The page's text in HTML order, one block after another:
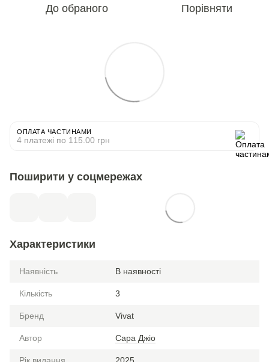
До обраного Порівняти
ОПЛАТА ЧАСТИНАМИ
4 платежі по 115.00 грн
Поширити у соцмережах
Характеристики
Наявність В наявності
Кількість 3
Бренд Vivat
Автор Сара Джіо